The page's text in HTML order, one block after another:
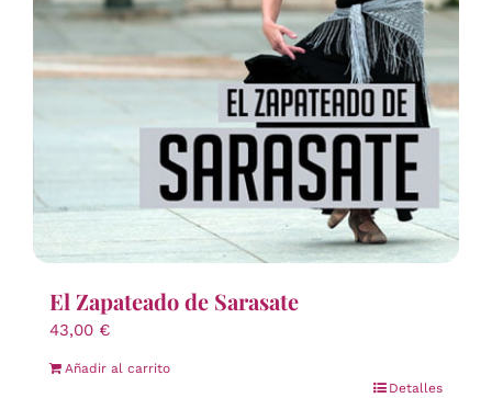
El Zapateado de Sarasate
43,00 €
Añadir al carrito
Detalles